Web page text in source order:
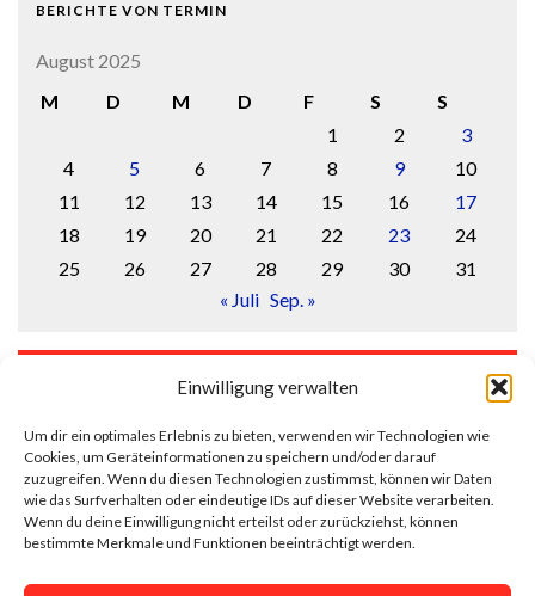
Einwilligung verwalten
Um dir ein optimales Erlebnis zu bieten, verwenden wir Technologien wie
Cookies, um Geräteinformationen zu speichern und/oder darauf
zuzugreifen. Wenn du diesen Technologien zustimmst, können wir Daten
wie das Surfverhalten oder eindeutige IDs auf dieser Website verarbeiten.
Wenn du deine Einwilligung nicht erteilst oder zurückziehst, können
bestimmte Merkmale und Funktionen beeinträchtigt werden.
BERICHTE VON TERMIN
August 2025
M
D M D F S
S
1
2
3
4
5 6 7 8 9
10
11
12 13 14 15 16
17
18
19 20 21 22 23
24
25
26 27 28 29 30
31
« Juli Sep. »
Anmelden
Eintrags-Feed
Kommentar-Feed